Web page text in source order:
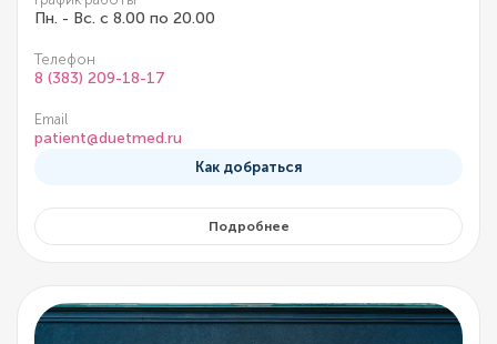
Пн. - Вс. с 8.00 по 20.00
Телефон
8 (383) 209-18-17
Email
patient@duetmed.ru
Как добраться
Подробнее